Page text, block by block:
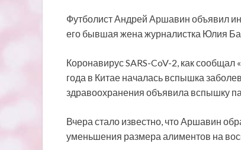
Футболист Андрей Аршавин объявил
его бывшая жена журналистка Юлия
Коронавирус SARS-CoV-2, как
года в Китае началась вспышка
здравоохранения объявила вспышку
Вчера стало известно, что Аршавин
уменьшения размера алиментов на